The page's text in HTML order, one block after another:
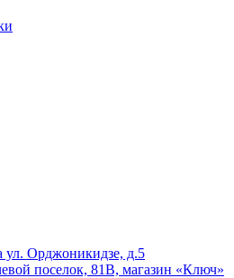
ул. Орджоникидзе, д.5
поселок, 81В, магазин «Ключ»